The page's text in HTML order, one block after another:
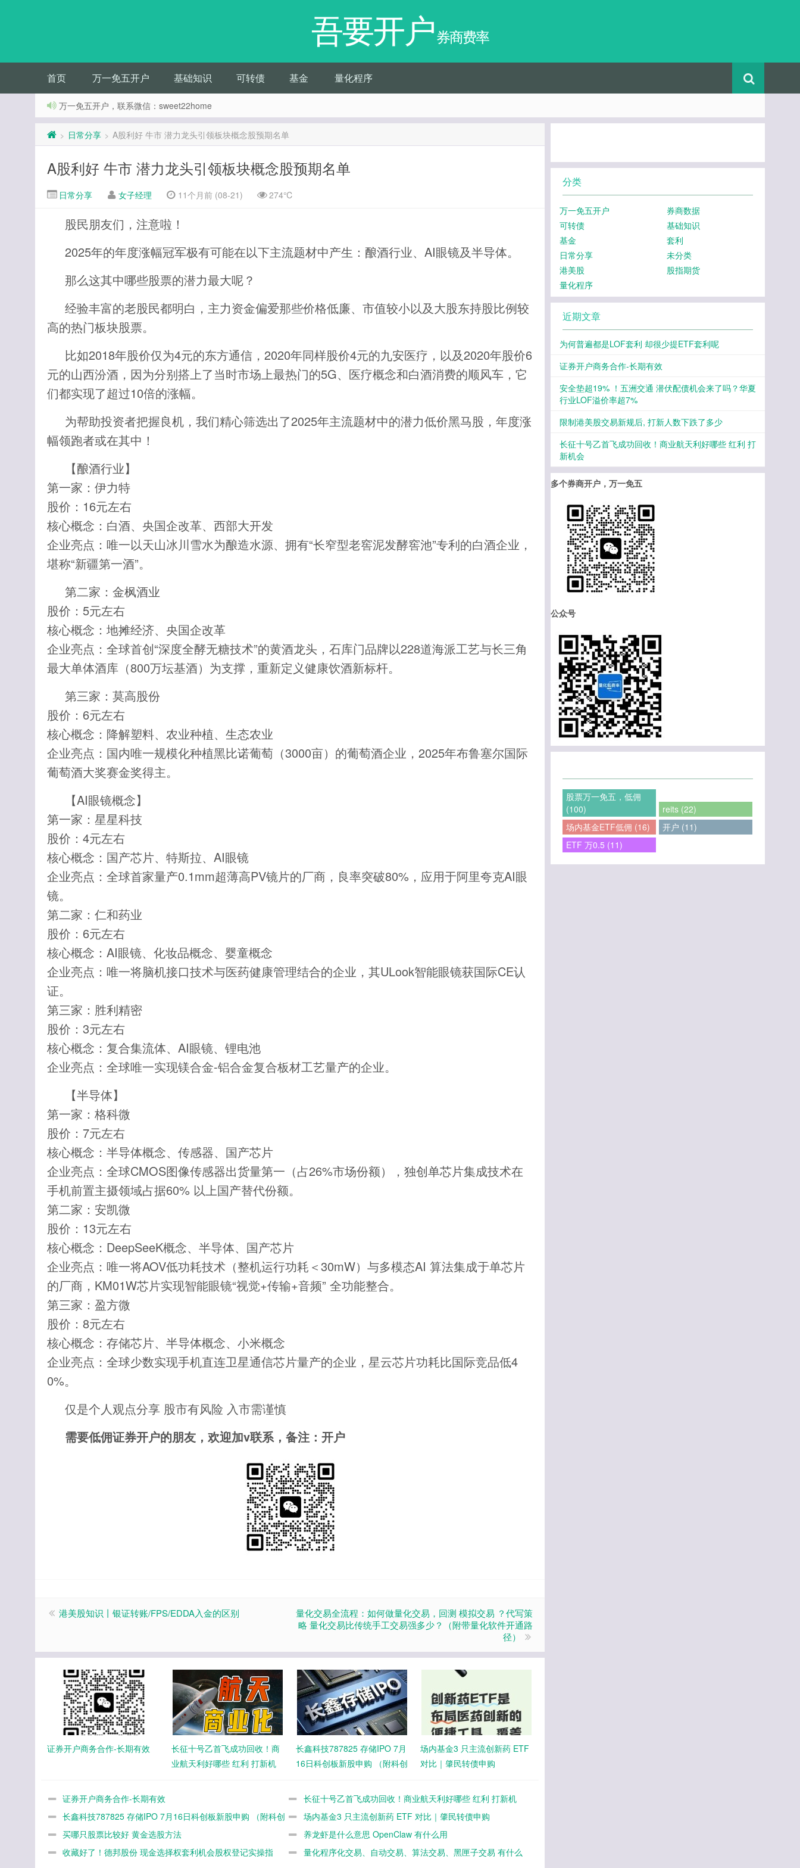
吾要开户券商费率
首页 万一免五开户 基础知识 可转债 基金 量化程序
万一免五开户，联系微信：sweet22home
> 日常分享 > A股利好 牛市 潜力龙头引领板块概念股预期名单
A股利好 牛市 潜力龙头引领板块概念股预期名单
日常分享 女子经理 11个月前 (08-21) 274℃
股民朋友们，注意啦！
2025年的年度涨幅冠军极有可能在以下主流题材中产生：酿酒行业、AI眼镜及半导体。
那么这其中哪些股票的潜力最大呢？
经验丰富的老股民都明白，主力资金偏爱那些价格低廉、市值较小以及大股东持股比例较
高的热门板块股票。
比如2018年股价仅为4元的东方通信，2020年同样股价4元的九安医疗，以及2020年股价6
元的山西汾酒，因为分别搭上了当时市场上最热门的5G、医疗概念和白酒消费的顺风车，它
们都实现了超过10倍的涨幅。
为帮助投资者把握良机，我们精心筛选出了2025年主流题材中的潜力低价黑马股，年度涨
幅领跑者或在其中！
【酿酒行业】
第一家：伊力特
股价：16元左右
核心概念：白酒、央国企改革、西部大开发
企业亮点：唯一以天山冰川雪水为酿造水源、拥有“长窄型老窖泥发酵窖池”专利的白酒企业，
堪称“新疆第一酒”。
第二家：金枫酒业
股价：5元左右
核心概念：地摊经济、央国企改革
企业亮点：全球首创“深度全酵无糖技术”的黄酒龙头，石库门品牌以228道海派工艺与长三角
最大单体酒库（800万坛基酒）为支撑，重新定义健康饮酒新标杆。
第三家：莫高股份
股价：6元左右
核心概念：降解塑料、农业种植、生态农业
企业亮点：国内唯一规模化种植黑比诺葡萄（3000亩）的葡萄酒企业，2025年布鲁塞尔国际
葡萄酒大奖赛金奖得主。
【AI眼镜概念】
第一家：星星科技
股价：4元左右
核心概念：国产芯片、特斯拉、AI眼镜
企业亮点：全球首家量产0.1mm超薄高PV镜片的厂商，良率突破80%，应用于阿里夸克AI眼
镜。
第二家：仁和药业
股价：6元左右
核心概念：AI眼镜、化妆品概念、婴童概念
企业亮点：唯一将脑机接口技术与医药健康管理结合的企业，其ULook智能眼镜获国际CE认
证。
第三家：胜利精密
股价：3元左右
核心概念：复合集流体、AI眼镜、锂电池
企业亮点：全球唯一实现镁合金-铝合金复合板材工艺量产的企业。
【半导体】
第一家：格科微
股价：7元左右
核心概念：半导体概念、传感器、国产芯片
企业亮点：全球CMOS图像传感器出货量第一（占26%市场份额），独创单芯片集成技术在
手机前置主摄领域占据60% 以上国产替代份额。
第二家：安凯微
股价：13元左右
核心概念：DeepSeeK概念、半导体、国产芯片
企业亮点：唯一将AOV低功耗技术（整机运行功耗＜30mW）与多模态AI 算法集成于单芯片
的厂商，KM01W芯片实现智能眼镜“视觉+传输+音频” 全功能整合。
第三家：盈方微
股价：8元左右
核心概念：存储芯片、半导体概念、小米概念
企业亮点：全球少数实现手机直连卫星通信芯片量产的企业，星云芯片功耗比国际竞品低4
0%。
仅是个人观点分享 股市有风险 入市需谨慎
需要低佣证券开户的朋友，欢迎加v联系，备注：开户
港美股知识丨银证转账/FPS/EDDA入金的区别
量化交易全流程：如何做量化交易，回测 模拟交易 ？代写策
略 量化交易比传统手工交易强多少？（附带量化软件开通路
径）
证券开户商务合作-长期有效
长征十号乙首飞成功回收！商
业航天利好哪些 红利 打新机
长鑫科技787825 存储IPO 7月
16日科创板新股申购 （附科创
场内基金3 只主流创新药 ETF
对比｜肇民转债申购
证券开户商务合作-长期有效
长征十号乙首飞成功回收！商业航天利好哪些 红利 打新机
会
长鑫科技787825 存储IPO 7月16日科创板新股申购 （附科创
板开通打新全攻略）
场内基金3 只主流创新药 ETF 对比｜肇民转债申购
买哪只股票比较好 黄金选股方法
养龙虾是什么意思 OpenClaw 有什么用
收藏好了！德邦股份 现金选择权套利机会股权登记实操指
量化程序化交易、自动交易、算法交易、黑匣子交易 有什么
分类
万一免五开户
券商数据
可转债
基础知识
基金
套利
日常分享
未分类
港美股
股指期货
量化程序
近期文章
为何普遍都是LOF套利 却很少提ETF套利呢
证券开户商务合作-长期有效
安全垫超19% ！五洲交通 潜伏配债机会来了吗？华夏
行业LOF溢价率超7%
限制港美股交易新规后, 打新人数下跌了多少
长征十号乙首飞成功回收！商业航天利好哪些 红利 打
新机会
多个券商开户，万一免五
公众号
股票万一免五，低佣
(100)
reits (22)
场内基金ETF低佣 (16)
开户 (11)
ETF 万0.5 (11)